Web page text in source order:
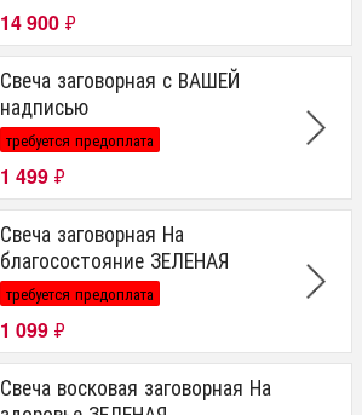
14 900 ₽
Свеча заговорная с ВАШЕЙ
надписью
требуется предоплата
1 499 ₽
Свеча заговорная На
благосостояние ЗЕЛЕНАЯ
требуется предоплата
1 099 ₽
Свеча восковая заговорная На